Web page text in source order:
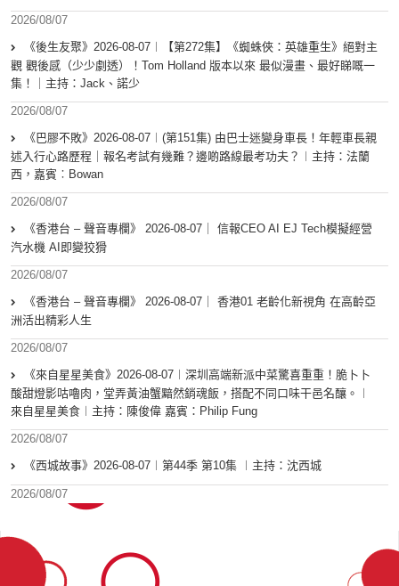
2026/08/07
《後生友聚》2026-08-07︱【第272集】《蜘蛛俠：英雄重生》絕對主
觀 觀後感（少少劇透）！Tom Holland 版本以來 最似漫畫、最好睇嘅一
集！｜主持：Jack、諾少
2026/08/07
《巴膠不敗》2026-08-07︱(第151集) 由巴士迷變身車長！年輕車長親
述入行心路歷程｜報名考試有幾難？邊啲路線最考功夫？︱主持：法蘭
西，嘉賓︰Bowan
2026/08/07
《香港台 – 聲音專欄》 2026-08-07｜ 信報CEO AI EJ Tech模擬經營
汽水機 AI即變狡猾
2026/08/07
《香港台 – 聲音專欄》 2026-08-07｜ 香港01 老齡化新視角 在高齡亞
洲活出精彩人生
2026/08/07
《來自星星美食》2026-08-07︱深圳高端新派中菜驚喜重重！脆卜卜
酸甜燈影咕嚕肉，堂弄黃油蟹黯然銷魂飯，搭配不同口味干邑名釀。︱
來自星星美食︱主持：陳俊偉 嘉賓：Philip Fung
2026/08/07
《西城故事》2026-08-07︱第44季 第10集 ︱主持：沈西城
2026/08/07